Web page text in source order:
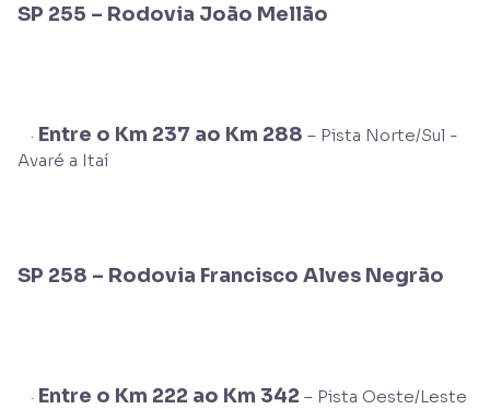
SP 255 – Rodovia João Mellão
· Entre o Km 237 ao Km 288 – Pista Norte/Sul -
Avaré a Itaí
SP 258 – Rodovia Francisco Alves Negrão
· Entre o Km 222 ao Km 342 – Pista Oeste/Leste